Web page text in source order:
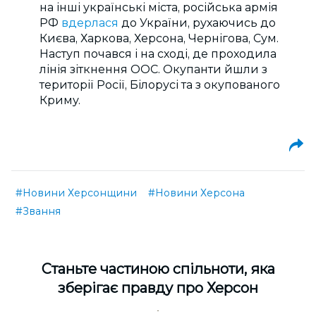
на інші українські міста, російська армія
РФ вдерлася до України, рухаючись до
Києва, Харкова, Херсона, Чернігова, Сум.
Наступ почався і на сході, де проходила
лінія зіткнення ООС. Окупанти йшли з
території Росії, Білорусі та з окупованого
Криму.
#Новини Херсонщини
#Новини Херсона
#Звання
Cтаньте частиною спільноти, яка
зберігає правду про Херсон